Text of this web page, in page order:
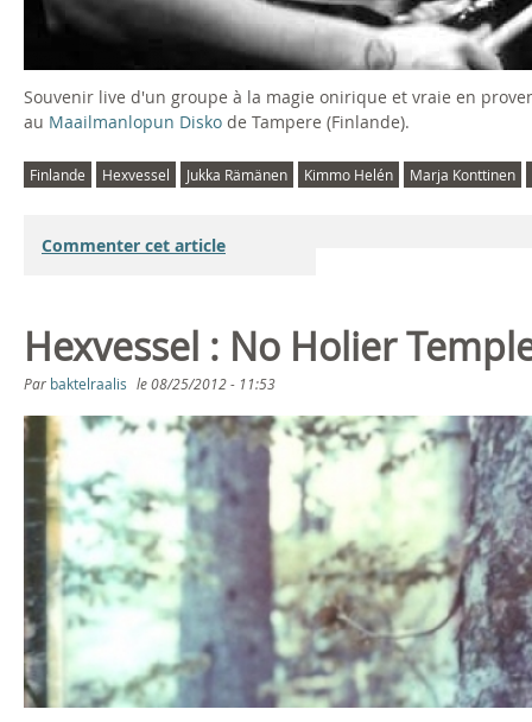
e
s
s
-
H
e
a
v
e
n
a
Souvenir live d'un groupe à la magie onirique et vraie en
au Maailmanlopun Disko de Tampere (Finlande).
Finlande Hexvessel Jukka Rämänen Kimmo Helén Marja Konttinen
Commenter cet article
Hexvessel : No Holier
Par baktelraalis le08/25/2012 - 11:53